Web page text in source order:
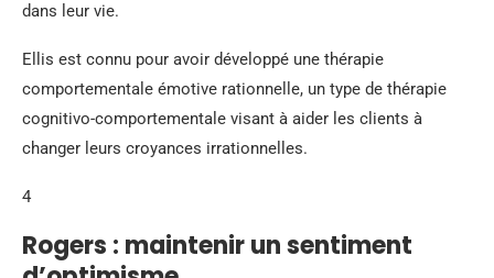
dans leur vie.
Ellis est connu pour avoir développé une thérapie
comportementale émotive rationnelle, un type de thérapie
cognitivo-comportementale visant à aider les clients à
changer leurs croyances irrationnelles.
4
Rogers : maintenir un sentiment